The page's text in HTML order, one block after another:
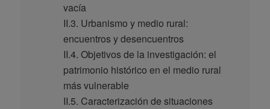
vacía
II.3. Urbanismo y medio rural:
encuentros y desencuentros
II.4. Objetivos de la investigación: el
patrimonio histórico en el medio rural
más vulnerable
II.5. Caracterización de situaciones